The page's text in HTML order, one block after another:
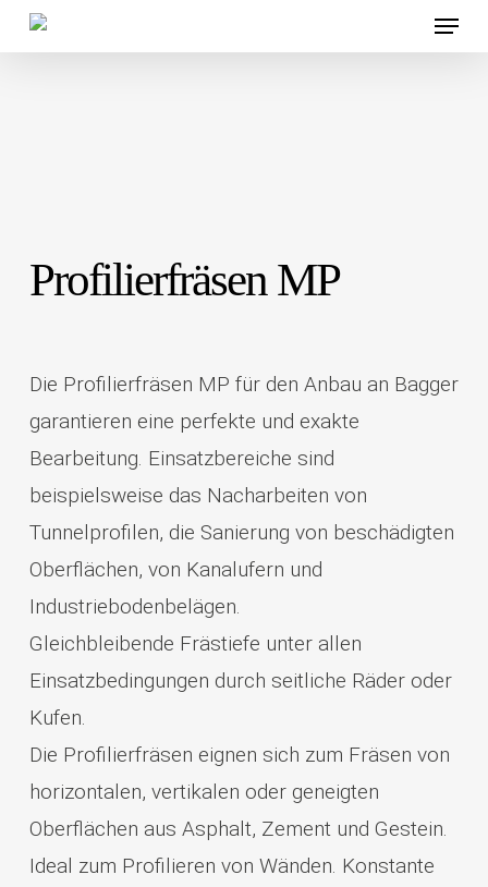
Skip
to
Menü
Profilierfräsen MP
Die Profilierfräsen MP für den Anbau an Bagger
garantieren eine perfekte und exakte
Bearbeitung. Einsatzbereiche sind
beispielsweise das Nacharbeiten von
Tunnelprofilen, die Sanierung von beschädigten
Oberflächen, von Kanalufern und
Industriebodenbelägen.
Gleichbleibende Frästiefe unter allen
Einsatzbedingungen durch seitliche Räder oder
Kufen.
Die Profilierfräsen eignen sich zum Fräsen von
horizontalen, vertikalen oder geneigten
Oberflächen aus Asphalt, Zement und Gestein.
Ideal zum Profilieren von Wänden. Konstante